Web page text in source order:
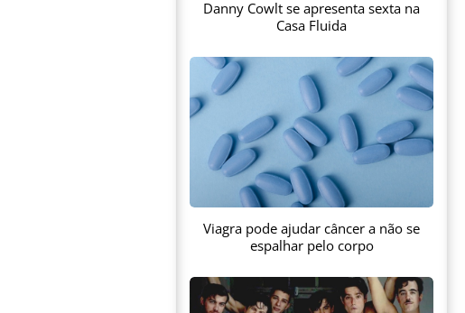
Danny Cowlt se apresenta sexta na
Casa Fluida
Viagra pode ajudar câncer a não se
espalhar pelo corpo